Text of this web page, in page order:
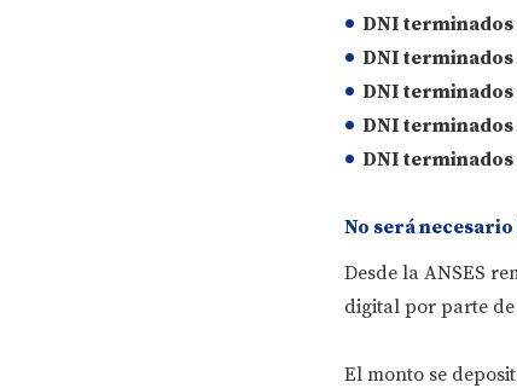
DNI terminados
DNI terminados
DNI terminados
DNI terminados
DNI terminados
No será
Desde la ANSES
digital por parte
El monto se